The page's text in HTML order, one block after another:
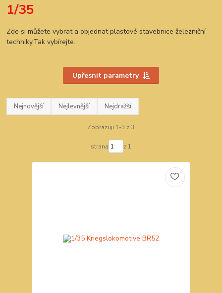
1/35
Zde si můžete vybrat a objednat plastové stavebnice železniční
techniky.Tak vybírejte.
Upřesnit parametry
Nejnovější Nejlevnější Nejdražší
Zobrazuji 1-3 z 3
strana z 1